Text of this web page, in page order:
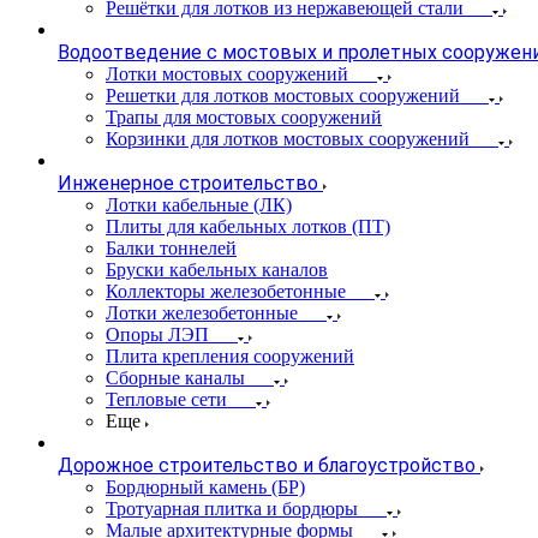
Решётки для лотков из нержавеющей стали
Водоотведение с мостовых и пролетных
Лотки мостовых сооружений
Решетки для лотков мостовых сооружений
Трапы для мостовых сооружений
Корзинки для лотков мостовых сооружений
Инженерное строительство
Лотки кабельные (ЛК)
Плиты для кабельных лотков (ПТ)
Балки тоннелей
Бруски кабельных каналов
Коллекторы железобетонные
Лотки железобетонные
Опоры ЛЭП
Плита крепления сооружений
Сборные каналы
Тепловые сети
Еще
Дорожное строительство и благоустройство
Бордюрный камень (БР)
Тротуарная плитка и бордюры
Малые архитектурные формы